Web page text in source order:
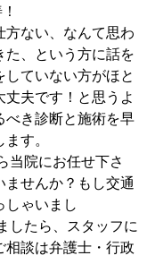
ない、なんて思わ
た、という方に話を
ていない方がほと
夫です！と思うよ
べき診断と施術を早
す。
院にお任せ下さ
ませんか？もし交通
しゃいまし
したら、スタッフに
相談は弁護士・行政